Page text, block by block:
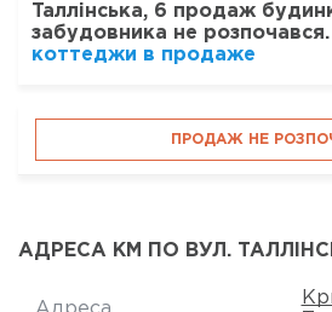
Таллінська, 6 продаж
забудовника не розпочався.
коттеджи в продаже
ПРОДАЖ НЕ
АДРЕСА КМ ПО ВУЛ.